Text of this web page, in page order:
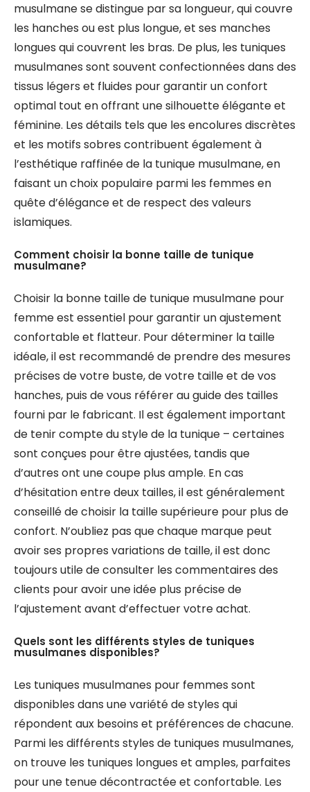
musulmane se distingue par sa longueur, qui couvre
les hanches ou est plus longue, et ses manches
longues qui couvrent les bras. De plus, les tuniques
musulmanes sont souvent confectionnées dans des
tissus légers et fluides pour garantir un confort
optimal tout en offrant une silhouette élégante et
féminine. Les détails tels que les encolures discrètes
et les motifs sobres contribuent également à
l’esthétique raffinée de la tunique musulmane, en
faisant un choix populaire parmi les femmes en
quête d’élégance et de respect des valeurs
islamiques.
Comment choisir la bonne taille de tunique
musulmane?
Choisir la bonne taille de tunique musulmane pour
femme est essentiel pour garantir un ajustement
confortable et flatteur. Pour déterminer la taille
idéale, il est recommandé de prendre des mesures
précises de votre buste, de votre taille et de vos
hanches, puis de vous référer au guide des tailles
fourni par le fabricant. Il est également important
de tenir compte du style de la tunique – certaines
sont conçues pour être ajustées, tandis que
d’autres ont une coupe plus ample. En cas
d’hésitation entre deux tailles, il est généralement
conseillé de choisir la taille supérieure pour plus de
confort. N’oubliez pas que chaque marque peut
avoir ses propres variations de taille, il est donc
toujours utile de consulter les commentaires des
clients pour avoir une idée plus précise de
l’ajustement avant d’effectuer votre achat.
Quels sont les différents styles de tuniques
musulmanes disponibles?
Les tuniques musulmanes pour femmes sont
disponibles dans une variété de styles qui
répondent aux besoins et préférences de chacune.
Parmi les différents styles de tuniques musulmanes,
on trouve les tuniques longues et amples, parfaites
pour une tenue décontractée et confortable. Les